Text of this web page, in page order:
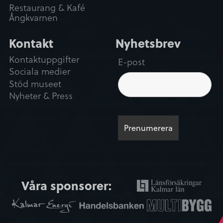
Restaurang & Kafé
Ångkvarnen
Kontakt
Kontaktuppgifter
Sociala medier
Stöd museet
Nyheter & Press
Nyhetsbrev
E-post
Våra sponsorer: